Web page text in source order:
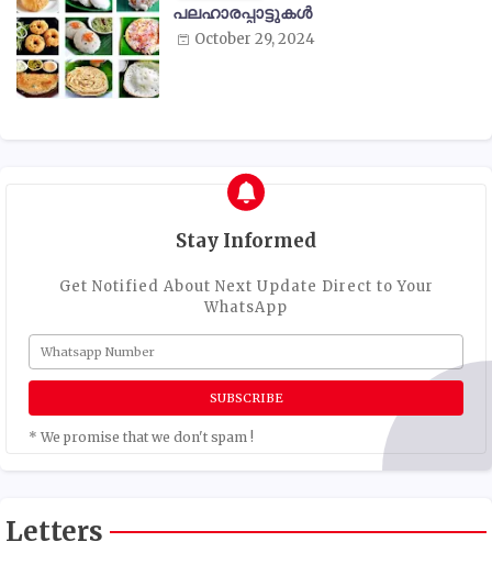
പലഹാരപ്പാട്ടുകൾ
October 29, 2024
Stay Informed
Get Notified About Next Update Direct to Your
WhatsApp
* We promise that we don't spam !
Letters